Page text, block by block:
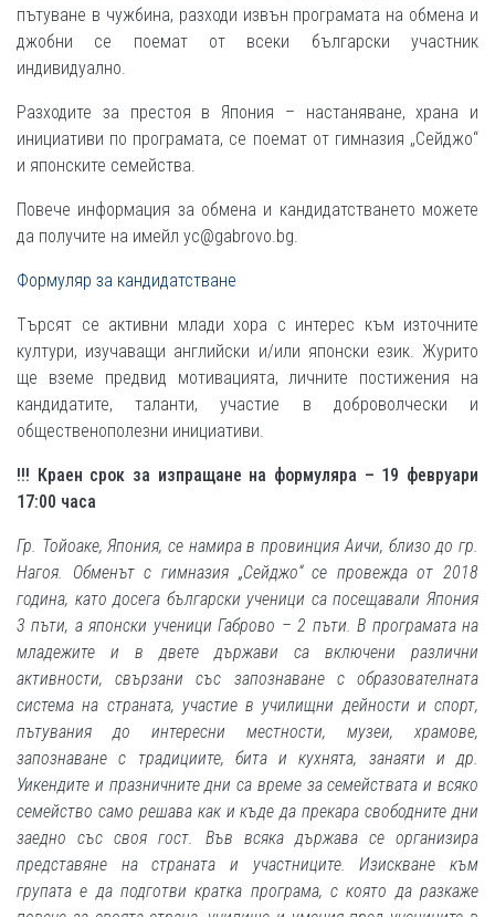
пътуване в чужбина, разходи извън програмата на обмена и
джобни се поемат от всеки български участник
индивидуално.
Разходите за престоя в Япония – настаняване, храна и
инициативи по програмата, се поемат от гимназия „Сейджо“
и японските семейства.
Повече информация за обмена и кандидатстването можете
да получите на имейл yc@gabrovo.bg.
Формуляр за кандидатстване
Търсят се активни млади хора с интерес към източните
култури, изучаващи английски и/или японски език. Журито
ще вземе предвид мотивацията, личните постижения на
кандидатите, таланти, участие в доброволчески и
общественополезни инициативи.
!!! Краен срок за изпращане на формуляра – 19 февруари
17:00 часа
Гр. Тойоаке, Япония, се намира в провинция Аичи, близо до гр.
Нагоя. Обменът с гимназия „Сейджо“ се провежда от 2018
година, като досега български ученици са посещавали Япония
3 пъти, а японски ученици Габрово – 2 пъти. В програмата на
младежите и в двете държави са включени различни
активности, свързани със запознаване с образователната
система на страната, участие в училищни дейности и спорт,
пътувания до интересни местности, музеи, храмове,
запознаване с традициите, бита и кухнята, занаяти и др.
Уикендите и празничните дни са време за семействата и всяко
семейство само решава как и къде да прекара свободните дни
заедно със своя гост. Във всяка държава се организира
представяне на страната и участниците. Изискване към
групата е да подготви кратка програма, с която да разкаже